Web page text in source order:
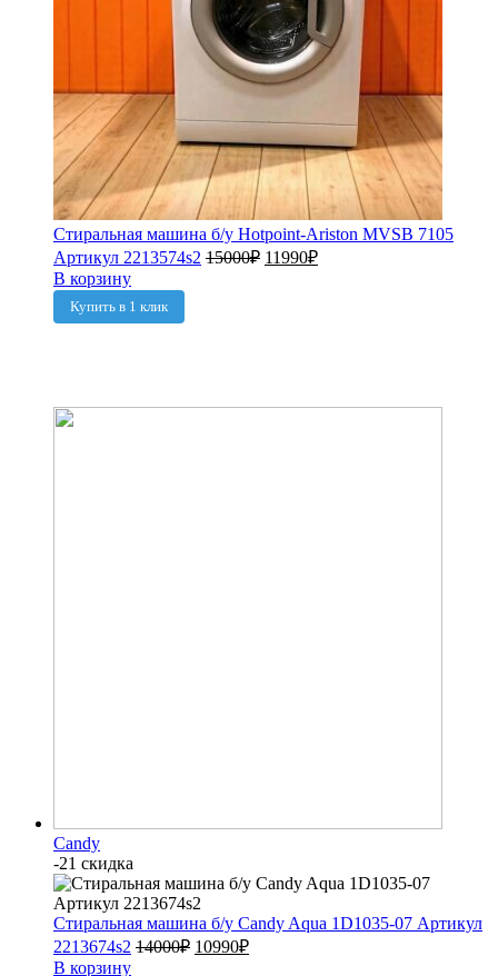
Стиральная машина б/у Hotpoint-Ariston MVSB 7105
Артикул 2213574s2 15000₽ 11990₽
В корзину
Купить в 1 клик
Candy
-21 скидка
Стиральная машина б/у Candy Aqua 1D1035-07 Артикул
2213674s2 14000₽ 10990₽
В корзину